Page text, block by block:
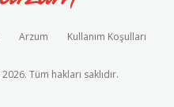
Arzum Kullanım Koşulları
2026. Tüm hakları saklıdır.